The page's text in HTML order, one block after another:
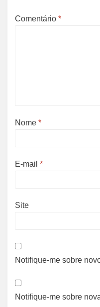
Comentário *
Nome *
E-mail *
Site
Notifique-me sobre
Notifique-me sobre